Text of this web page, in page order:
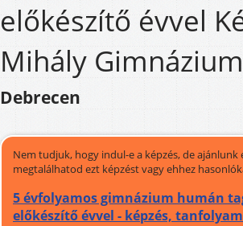
előkészítő évvel
Mihály Gimnázium
Debrecen
Nem tudjuk, hogy indul-e a képzés, de
megtalálhatod ezt képzést vagy ehhez
5 évfolyamos gimnázium humán
előkészítő évvel - képzés, tanfolyam